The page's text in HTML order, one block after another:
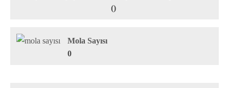
()
Mola Sayısı
0